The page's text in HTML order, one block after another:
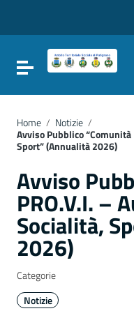
Vai al footer
Attiva / disattiva la
Home / Notizie /
Avviso Pubblico
Sport” (Annualità 2026)
Avviso
PRO.V.I. –
Socialità,
2026)
Categorie
Notizie